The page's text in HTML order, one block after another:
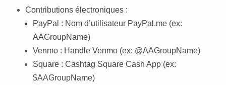
Contributions électroniques :
PayPal : Nom d’utilisateur PayPal.me (ex:
AAGroupName)
Venmo : Handle Venmo (ex: @AAGroupName)
Square : Cashtag Square Cash App (ex:
$AAGroupName)